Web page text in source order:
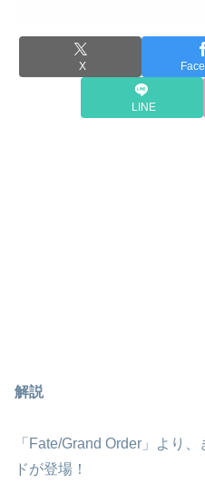
X
LINE
解説
「Fate/Grand Order」より
ドが登場！